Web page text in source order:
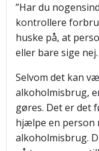
”Har du
kontrollere
huske på, at
eller bare sige nej.
Selvom det kan
alkoholmisbrug,
gøres. Det er det
hjælpe en person
alkoholmisbrug.